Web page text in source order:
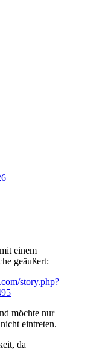
einem
geäußert:
story.php?
möchte nur
eintreten.
da